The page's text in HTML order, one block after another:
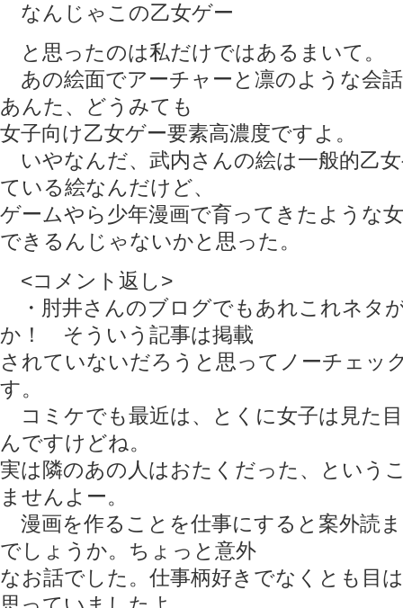
なんじゃこの乙女ゲー
と思ったのは私だけではあるまいて。
あの絵面でアーチャーと凛のような会
あんた、どうみても
女子向け乙女ゲー要素高濃度ですよ。
いやなんだ、武内さんの絵は一般的乙
ている絵なんだけど、
ゲームやら少年漫画で育ってきたような
できるんじゃないかと思った。
<コメント返し>
・肘井さんのブログでもあれこれネタ
か！ そういう記事は掲載
されていないだろうと思ってノーチェッ
す。
コミケでも最近は、とくに女子は見た
んですけどね。
実は隣のあの人はおたくだった、という
ませんよー。
漫画を作ることを仕事にすると案外読
でしょうか。ちょっと意外
なお話でした。仕事柄好きでなくとも目